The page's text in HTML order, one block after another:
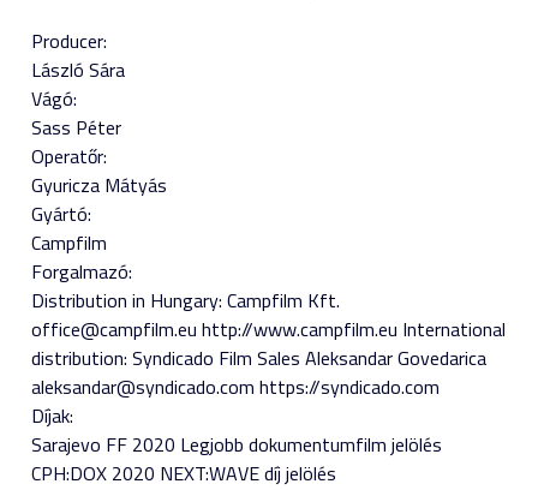
Producer:
László Sára
Vágó:
Sass Péter
Operatőr:
Gyuricza Mátyás
Gyártó:
Campfilm
Forgalmazó:
Distribution in Hungary: Campfilm Kft.
office@campfilm.eu http://www.campfilm.eu International
distribution: Syndicado Film Sales Aleksandar Govedarica
aleksandar@syndicado.com https://syndicado.com
Díjak:
Sarajevo FF 2020 Legjobb dokumentumfilm jelölés
CPH:DOX 2020 NEXT:WAVE díj jelölés